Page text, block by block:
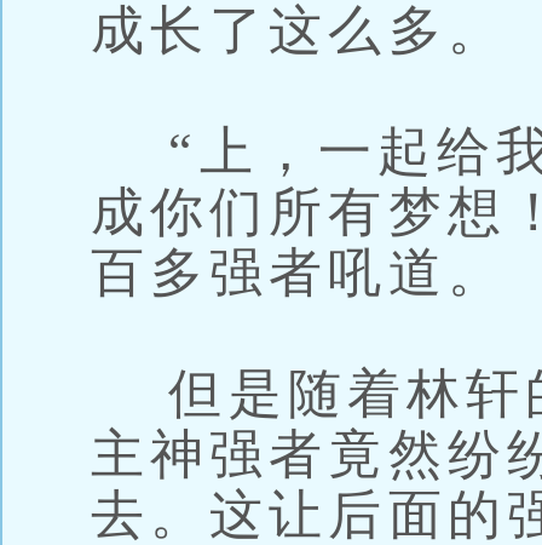
成长了这么多。
“上，一起给
成你们所有梦想
百多强者吼道。
但是随着林轩
主神强者竟然纷
去。这让后面的